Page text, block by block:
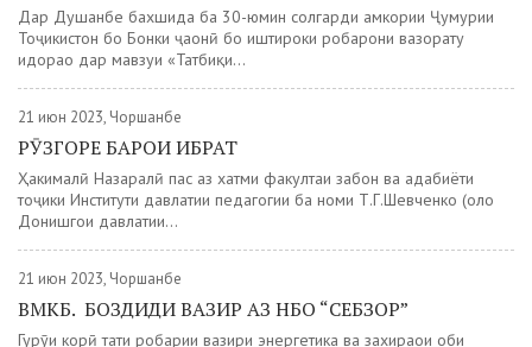
Дар Душанбе бахшида ба 30-юмин солгарди ҳамкории Ҷумҳурии
Тоҷикистон бо Бонки ҷаҳонӣ бо иштироки роҳбарони вазорату
идораҳо дар мавзуи «Татбиқи...
21 июн 2023, Чоршанбе
РӮЗГОРЕ БАРОИ ИБРАТ
Ҳакималӣ Назаралӣ пас аз хатми факултаи забон ва адабиёти
тоҷики Институти давлатии педагогии ба номи Т.Г.Шевченко (ҳоло
Донишгоҳи давлатии...
21 июн 2023, Чоршанбе
ВМКБ. БОЗДИДИ ВАЗИР АЗ НБО “СЕБЗОР”
Гурӯҳи корӣ таҳти роҳбарии вазири энергетика ва захираҳои оби